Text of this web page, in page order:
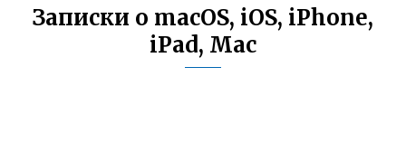
Записки о macOS, iOS, iPhone,
iPad, Mac